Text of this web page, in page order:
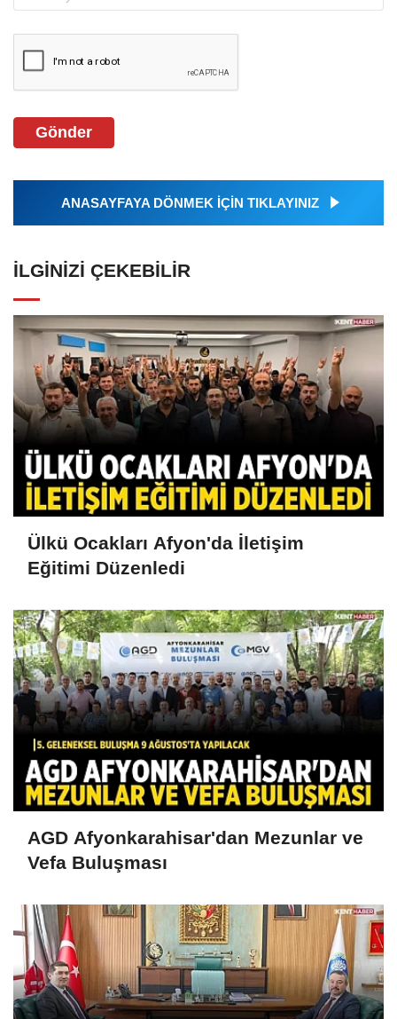
Gönder
ANASAYFAYA DÖNMEK İÇİN TIKLAYINIZ
İLGINIZI ÇEKEBILIR
Ülkü Ocakları Afyon'da İletişim
Eğitimi Düzenledi
AGD Afyonkarahisar'dan Mezunlar ve
Vefa Buluşması